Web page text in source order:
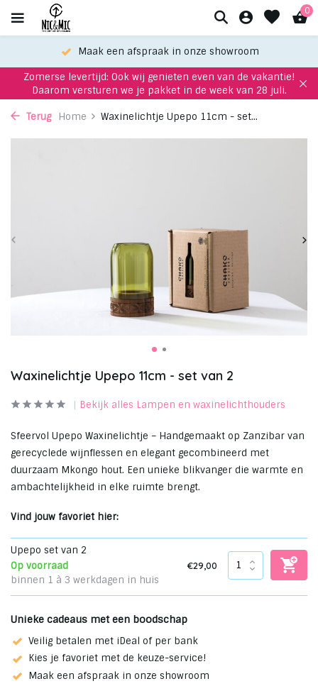
0
Maak een afspraak in onze showroom
Zomerse levertijd: Ook wij genieten even van de vakantie!
Daarom versturen we je pakket in de week van 28 juli.
Terug Home Waxinelichtje Upepo 11cm - set...
Waxinelichtje Upepo 11cm - set van 2
Bekijk alles Lampen en waxinelichthouders
Sfeervol Upepo Waxinelichtje – Handgemaakt op Zanzibar van
gerecyclede wijnflessen en elegant gecombineerd met
duurzaam Mkongo hout. Een unieke blikvanger die warmte en
ambachtelijkheid in elke ruimte brengt.
Vind jouw favoriet hier:
Upepo set van 2
Op voorraad
binnen 1 à 3 werkdagen in huis
€29,00
Unieke cadeaus met een boodschap
Veilig betalen met iDeal of per bank
Kies je favoriet met de keuze-service!
Maak een afspraak in onze showroom